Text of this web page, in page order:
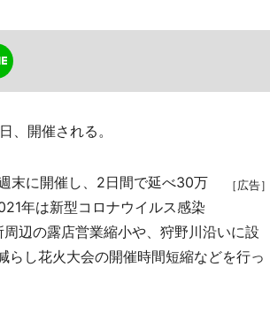
開催される。
［広告］
末に開催し、2日間で延べ30万
年は新型コロナウイルス感染
辺の露店営業縮小や、狩野川沿いに設
らし花火大会の開催時間短縮などを行っ